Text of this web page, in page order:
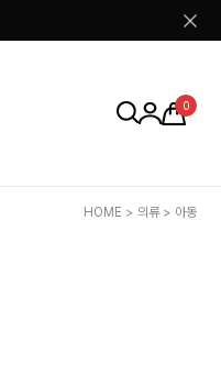
0
HOME > 의류> 아동